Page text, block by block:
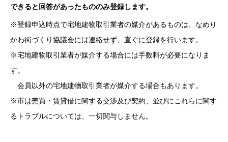
できると回答があったもののみ登録します。
※登録申込時点で宅地建物取引業者の媒介があるものは、なめり
かわ街づくり協議会には連絡せず、直ぐに登録を行います。
※宅地建物取引業者が媒介する場合には手数料が必要になりま
す。
会員以外の宅地建物取引業者が媒介する場合もあります。
※市は売買・賃貸借に関する交渉及び契約、並びにこれらに関す
るトラブルについては、一切関与しません。